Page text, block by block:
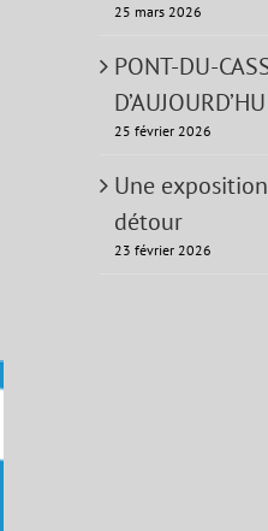
25 mars 2026
PONT-DU-
25 février 2026
Une
détour
23 février 2026